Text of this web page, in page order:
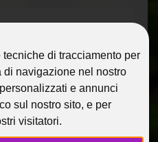
di tracciamento per
di navigazione nel nostro
e annunci
sul nostro sito, e per
visitatori.
single”
SINGLE”